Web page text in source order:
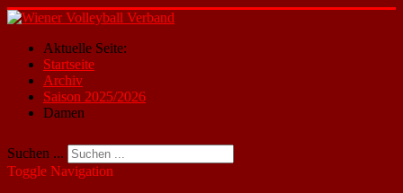
Aktuelle Seite:
Startseite
Archiv
Saison 2025/2026
Damen
Suchen ...
Toggle Navigation